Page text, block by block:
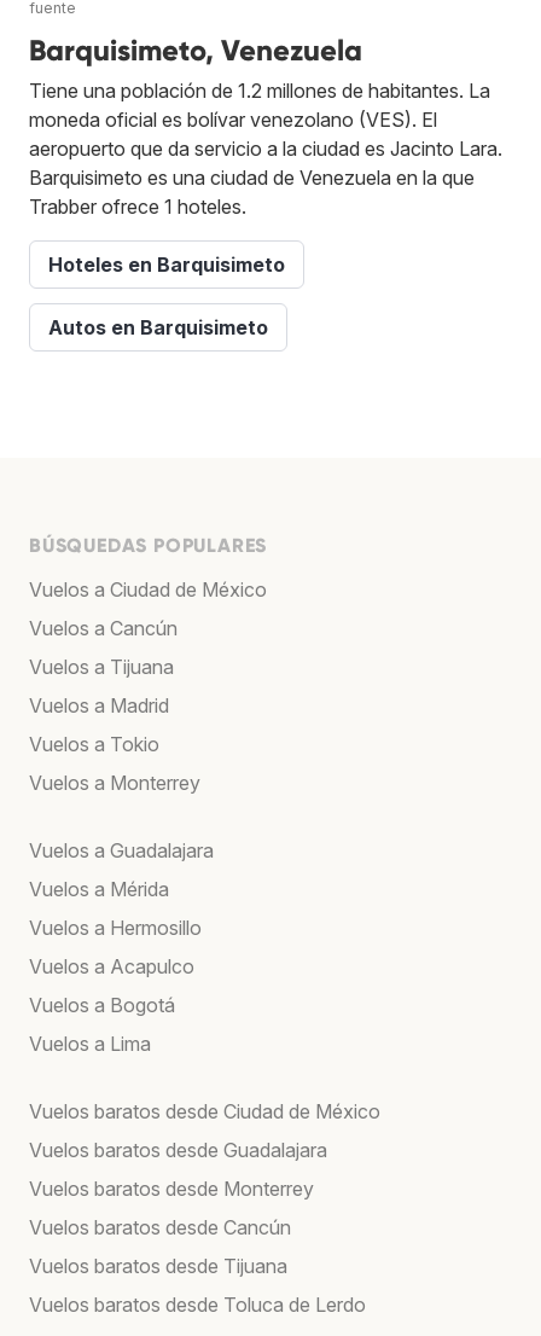
fuente
Barquisimeto, Venezuela
Tiene una población de 1.2 millones de habitantes. La
moneda oficial es bolívar venezolano (VES). El
aeropuerto que da servicio a la ciudad es Jacinto Lara.
Barquisimeto es una ciudad de Venezuela en la que
Trabber ofrece 1 hoteles.
Hoteles en Barquisimeto
Autos en Barquisimeto
BÚSQUEDAS POPULARES
Vuelos a Ciudad de México
Vuelos a Cancún
Vuelos a Tijuana
Vuelos a Madrid
Vuelos a Tokio
Vuelos a Monterrey
Vuelos a Guadalajara
Vuelos a Mérida
Vuelos a Hermosillo
Vuelos a Acapulco
Vuelos a Bogotá
Vuelos a Lima
Vuelos baratos desde Ciudad de México
Vuelos baratos desde Guadalajara
Vuelos baratos desde Monterrey
Vuelos baratos desde Cancún
Vuelos baratos desde Tijuana
Vuelos baratos desde Toluca de Lerdo